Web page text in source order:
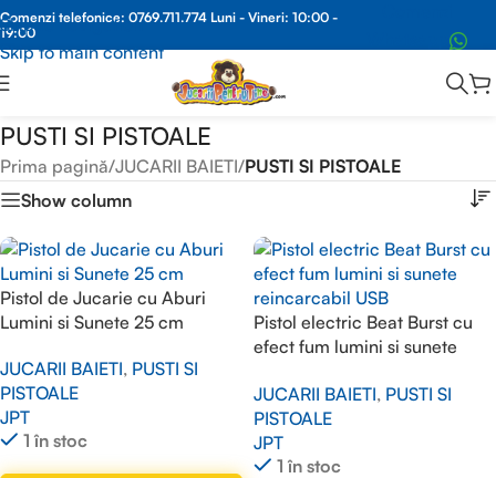
Skip to navigation
Skip to main content
Comenzi telefonice: 0769.711.774 Luni - Vineri: 10:00 -
19:00
Whatsapp
PUSTI SI PISTOALE
Prima pagină/JUCARII BAIETI/PUSTI SI PISTOALE
Show column
Pistol de Jucarie cu Aburi
Lumini si Sunete 25 cm
JUCARII BAIETI, PUSTI SI
PISTOALE
JPT
1 în stoc
Pistol electric Beat Burst cu
efect fum lumini si sunete
JUCARII BAIETI, PUSTI SI
PISTOALE
JPT
1 în stoc